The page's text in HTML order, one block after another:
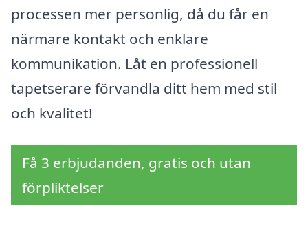
processen mer personlig, då du får en
närmare kontakt och enklare
kommunikation. Låt en professionell
tapetserare förvandla ditt hem med stil
och kvalitet!
Få 3 erbjudanden, gratis och utan
förpliktelser